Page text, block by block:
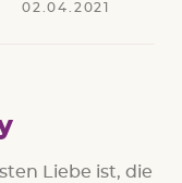
02.04.2021
Liebe ist, die